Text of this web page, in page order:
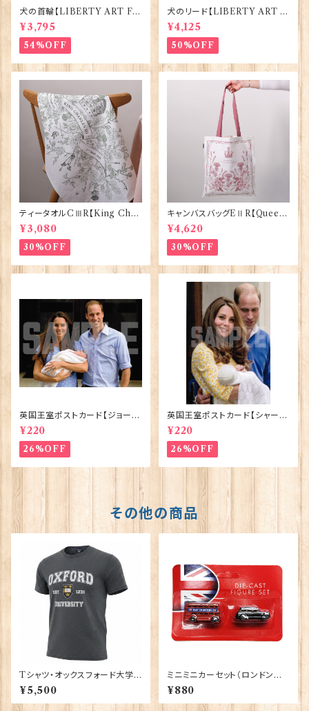
犬の首輪【LIBERTY ART FA
BRIC=Thorpe】BlossomCo
90295
¥3,795
54%OFF
犬のリード【LIBERTY ART F
ABRIC=Thorpe】BlossomC
o 90294
¥4,125
50%OFF
ティータオルCⅢR【King Char
lesⅢ Coronation】Victoria
Eggs 50129
¥3,080
30%OFF
キャンバスバッグEⅡR【Queen
ElizabethⅡ Commemorativ
e】Victoria Eggs 90332
¥4,620
30%OFF
英国王室ポストカード【ジョージ
王子ご誕生】Pageantry Post
card 90183-JEF100
¥220
26%OFF
英国王室ポストカード【シャーロ
ット王女2】Pageantry Postca
rd 90183-JEF202
¥220
26%OFF
その他の商品
Tシャツ・オックスフォード大学
【グレー】 00220
¥5,500
ミニミニカーセット（ロンドンバ
ス＆ブラックキャブ） Elgate Pr
oducts 90322
¥880